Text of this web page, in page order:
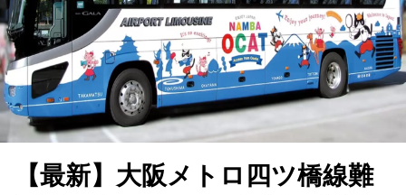
【最新】大阪メトロ四ツ橋線難